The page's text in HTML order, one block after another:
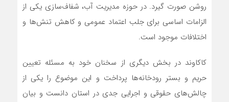
روشن صورت گیرد. در حوزه مدیریت آب، شفاف‌سازی یکی از
الزامات اساسی برای جلب اعتماد عمومی و کاهش تنش‌ها و
اختلافات موجود است.
کاکاوند در بخش دیگری از سخنان خود به مسئله تعیین
حریم و بستر رودخانه‌ها پرداخت و این موضوع را یکی از
چالش‌های حقوقی و اجرایی جدی در استان دانست و بیان